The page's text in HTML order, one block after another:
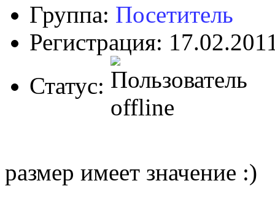
Группа: Посетитель
Регистрация:
Статус:
размер имеет значение :)